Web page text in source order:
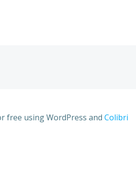
free using WordPress and Colibri